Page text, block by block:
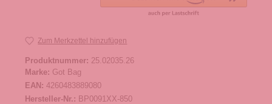
Zum Merkzettel hinzufügen
Produktnummer: 25.02035.26
Marke: Got Bag
EAN: 4260483889080
Hersteller-Nr.: BP0091XX-850